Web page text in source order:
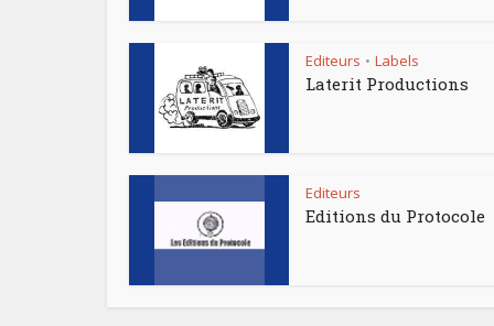
Editeurs • Labels
Laterit Productions
Editeurs
Editions du Protocole